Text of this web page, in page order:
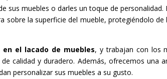
sus muebles o darles un toque de personalidad.
sobre la superficie del mueble, protegiéndolo de
el lacado de muebles, y trabajan con los
calidad y duradero. Además, ofrecemos una
personalizar sus muebles a su gusto.